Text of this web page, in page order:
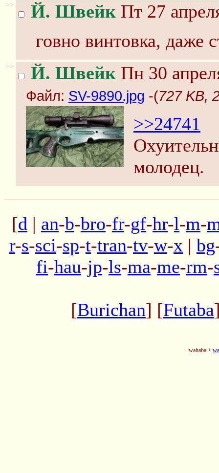
>> Й. Швейк Пт 27
говно винтовка, даже
>> Й. Швейк Пн 30
Файл: SV-9890.jpg -(727 KB,
>>24741
молодец.
[d | an-b-bro-fr-gf-hr-l-m-
r-s-sci-sp-t-tran-tv-w-x | bg
fi-hau-jp-ls-ma-me-rm-
[Burichan] [Futaba
- wahaba +